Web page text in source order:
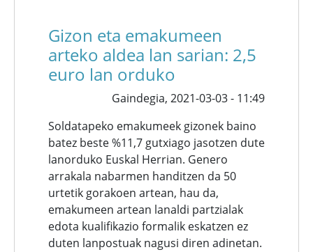
Gizon eta emakumeen
arteko aldea lan sarian: 2,5
euro lan orduko
Gaindegia, 2021-03-03 - 11:49
Soldatapeko emakumeek gizonek baino
batez beste %11,7 gutxiago jasotzen dute
lanorduko Euskal Herrian. Genero
arrakala nabarmen handitzen da 50
urtetik gorakoen artean, hau da,
emakumeen artean lanaldi partzialak
edota kualifikazio formalik eskatzen ez
duten lanpostuak nagusi diren adinetan.